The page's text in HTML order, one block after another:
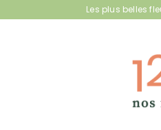
Les plus belles